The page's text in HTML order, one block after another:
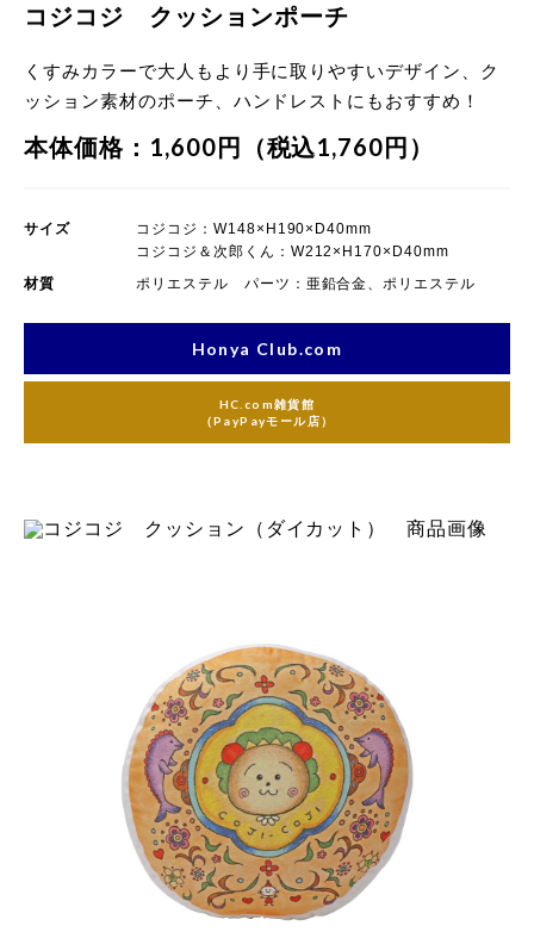
コジコジ クッションポーチ
くすみカラーで大人もより手に取りやすいデザイン、ク
ッション素材のポーチ、ハンドレストにもおすすめ！
本体価格：1,600円（税込1,760円）
サイズ
コジコジ：W148×H190×D40mm
コジコジ＆次郎くん：W212×H170×D40mm
材質
ポリエステル パーツ：亜鉛合金、ポリエステル
Honya Club.com
HC.com雑貨館
（PayPayモール店）